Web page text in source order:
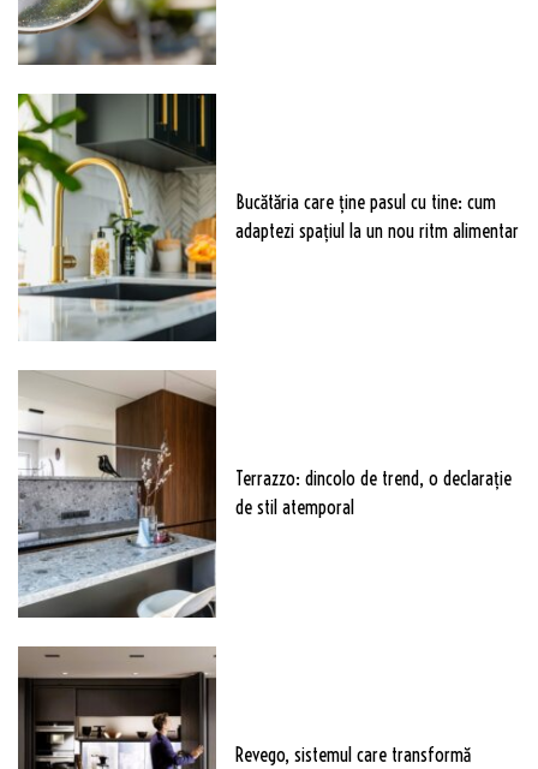
Bucătăria care ține pasul cu tine: cum
adaptezi spațiul la un nou ritm alimentar
Terrazzo: dincolo de trend, o declarație
de stil atemporal
Revego, sistemul care transformă